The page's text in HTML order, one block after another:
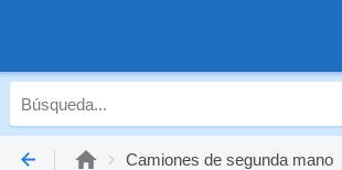
Camiones de segunda mano